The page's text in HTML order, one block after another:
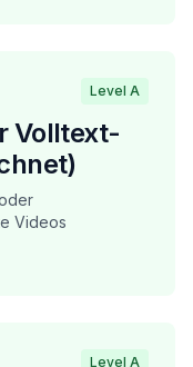
Level A
Volltext-
Videos
Level A